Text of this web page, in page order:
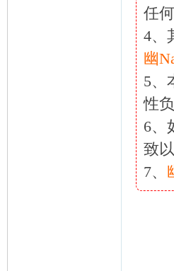
任
4、
幽
5、
性
6、
致
7、